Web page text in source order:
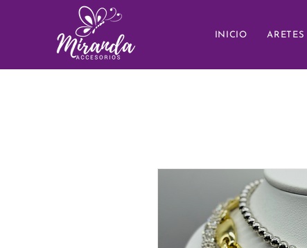
INICIO ARETES